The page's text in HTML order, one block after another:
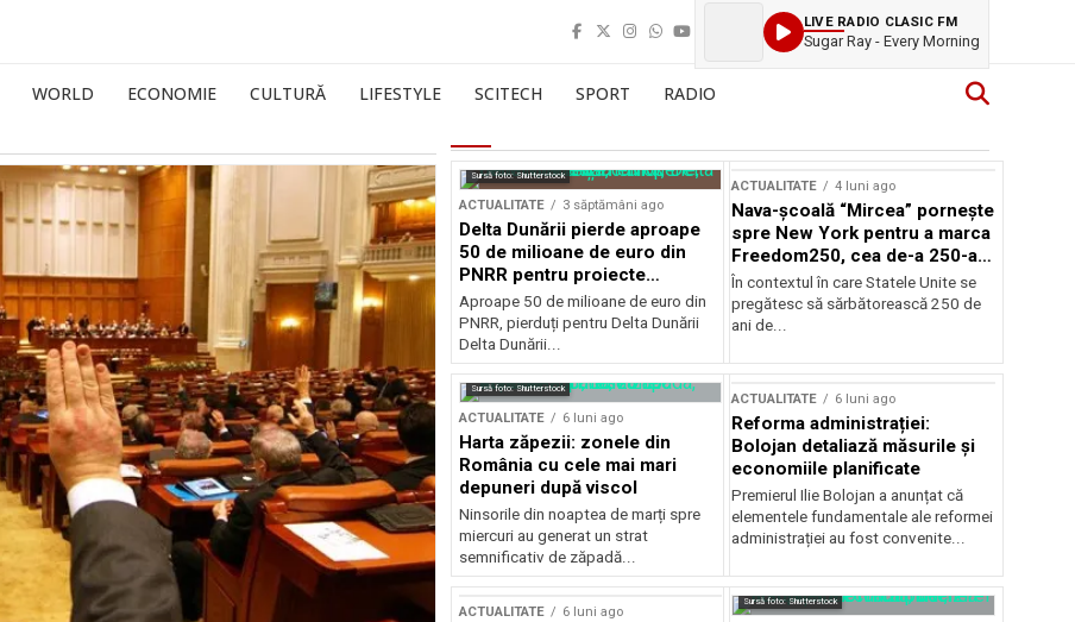
LIVE RADIO CLASIC FM
Sugar Ray - Every Morning
WORLD ECONOMIE CULTURĂ LIFESTYLE SCITECH SPORT RADIO
Sursă foto: Shutterstock
ACTUALITATE 3 săptămâni ago
Delta Dunării pierde aproape
50 de milioane de euro din
PNRR pentru proiecte
esențiale
Aproape 50 de milioane de euro din
PNRR, pierduți pentru Delta Dunării
Delta Dunării...
ACTUALITATE 4 luni ago
Nava-școală “Mircea” pornește
spre New York pentru a marca
Freedom250, cea de-a 250-a
aniversare a Statelor Unite
În contextul în care Statele Unite se
pregătesc să sărbătorească 250 de
ani de...
Sursă foto: Shutterstock
ACTUALITATE 6 luni ago
Harta zăpezii: zonele din
România cu cele mai mari
depuneri după viscol
Ninsorile din noaptea de marți spre
miercuri au generat un strat
semnificativ de zăpadă...
ACTUALITATE 6 luni ago
Reforma administrației:
Bolojan detaliază măsurile și
economiile planificate
Premierul Ilie Bolojan a anunțat că
elementele fundamentale ale reformei
administrației au fost convenite...
ACTUALITATE 6 luni ago
Sursă foto: Shutterstock